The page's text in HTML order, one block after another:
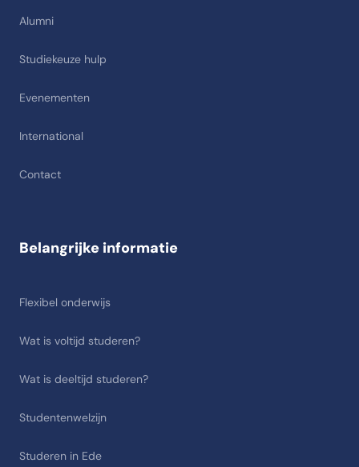
Alumni
Studiekeuze hulp
Evenementen
International
Contact
Belangrijke informatie
Flexibel onderwijs
Wat is voltijd studeren?
Wat is deeltijd studeren?
Studentenwelzijn
Studeren in Ede